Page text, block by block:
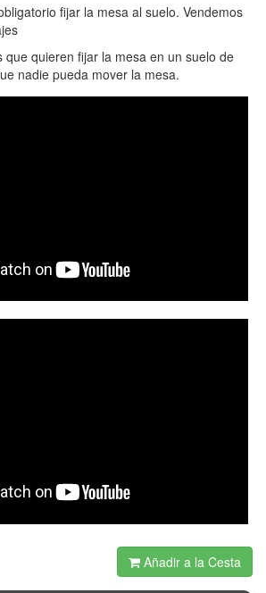
fijar la mesa al suelo. Vendemos
que quieren fijar la mesa en un suelo de
nadie pueda mover la mesa.
Añadir a la Cesta